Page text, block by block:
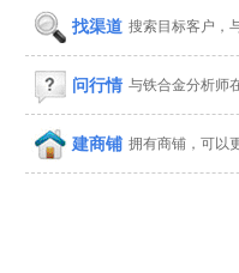
找渠道 搜索目标客户，
问行情 与铁合金分析师
建商铺 拥有商铺，可以